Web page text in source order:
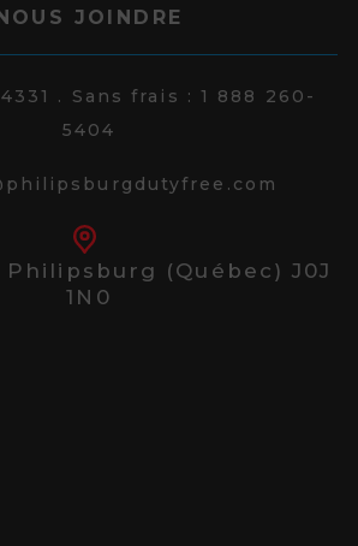
JOINDRE
. Sans frais : 1 888 260-
5404
Philipsburg (Québec) J0J
1N0